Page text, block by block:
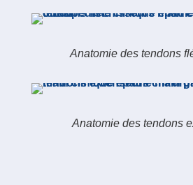
Anatomie des tendons
Anatomie des tendons